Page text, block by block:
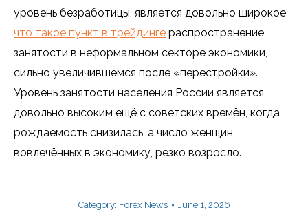
уровень безработицы, является довольно широкое
что такое пункт в трейдинге распространение
занятости в неформальном секторе экономики,
сильно увеличившемся после «перестройки».
Уровень занятости населения России является
довольно высоким ещё с советских времён, когда
рождаемость снизилась, а число женщин,
вовлечённых в экономику, резко возросло.
Category: Forex News June 1, 2026